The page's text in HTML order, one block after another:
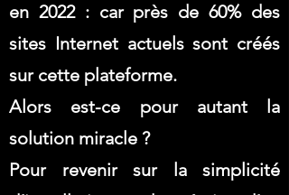
en 2022 : car près de 60% des
sites Internet actuels sont créés
sur cette plateforme.
Alors est-ce pour autant la
solution miracle ?
Pour revenir sur la simplicité